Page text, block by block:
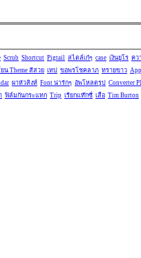
Scrub Shortcut Pigtail สไตล์เก๋ๆ case เงินยูโร คว
น Theme สีสวย เทป ขอพรโชคลาภ ทรายขาว
ผาหัวสิงห์ Font น่ารักๆ อัพโหลดรูป Converter
ฟิล์มกันกระแทก Trip เรียกแท๊กซี่ เสือ Tim Burton